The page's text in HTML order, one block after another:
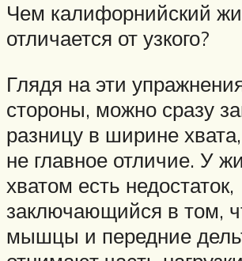
Чем калифорнийский
отличается от узкого?
Глядя на эти
стороны, можно сразу
разницу в ширине
не главное отличие. У
хватом есть недостаток,
заключающийся в том,
мышцы и передние